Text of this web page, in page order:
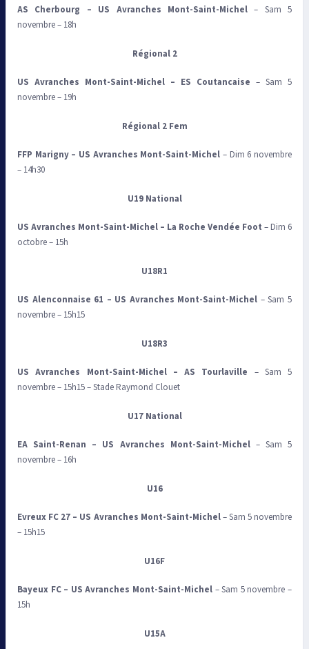
AS Cherbourg – US Avranches Mont-Saint-Michel– Sam 5
novembre – 18h
Régional 2
US Avranches Mont-Saint-Michel – ES Coutancaise – Sam 5
novembre – 19h
Régional 2 Fem
FFP Marigny – US Avranches Mont-Saint-Michel– Dim 6 novembre
– 14h30
U19 National
US Avranches Mont-Saint-Michel – La Roche Vendée Foot – Dim 6
octobre – 15h
U18R1
US Alenconnaise 61 – US Avranches Mont-Saint-Michel – Sam 5
novembre – 15h15
U18R3
US Avranches Mont-Saint-Michel – AS Tourlaville – Sam 5
novembre – 15h15 – Stade Raymond Clouet
U17 National
EA Saint-Renan – US Avranches Mont-Saint-Michel– Sam 5
novembre – 16h
U16
Evreux FC 27 – US Avranches Mont-Saint-Michel– Sam 5 novembre
– 15h15
U16F
Bayeux FC – US Avranches Mont-Saint-Michel – Sam 5 novembre –
15h
U15A